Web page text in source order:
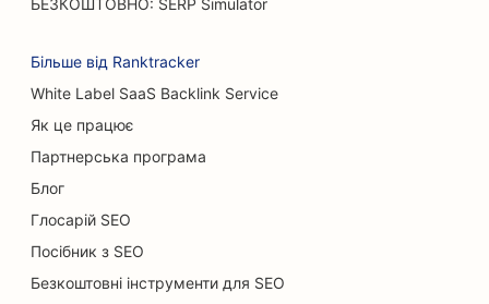
SEO для автомийок
SEO для хіропрактиків
БЕЗКОШТОВНО: SERP Simulator
Більше від Ranktracker
White Label SaaS Backlink Service
Як це працює
Партнерська програма
Блог
Глосарій SEO
Посібник з SEO
Безкоштовні інструменти для SEO